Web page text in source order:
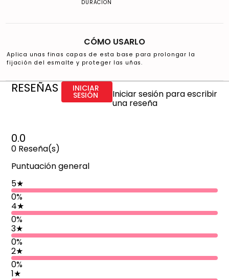
DURACION
CÓMO USARLO
Aplica unas finas capas de esta base para prolongar la
fijación del esmalte y proteger las uñas.
RESEÑAS INICIAR
SESIÓN Iniciar sesión para escribir
una reseña
0.0
0 Reseña(s)
Puntuación general
5★
0%
4★
0%
3★
0%
2★
0%
1★